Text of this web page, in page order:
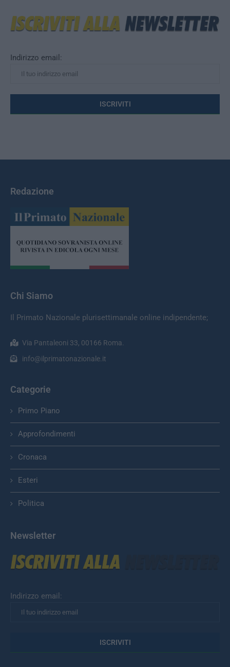
Indirizzo email:
Redazione
Chi Siamo
Il Primato Nazionale plurisettimanale online indipendente;
Via Pantaleoni 33, 00166 Roma.
info@ilprimatonazionale.it
Categorie
Primo Piano
Approfondimenti
Cronaca
Esteri
Politica
Newsletter
Indirizzo email: